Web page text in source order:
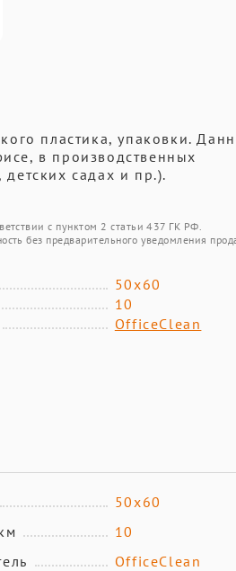
пластика, упаковки.
в производственных
садах и пр.).
с пунктом 2 статьи 437 ГК РФ.
без предварительного уведомления
50х60
10
OfficeClean
50х60
10
OfficeClean